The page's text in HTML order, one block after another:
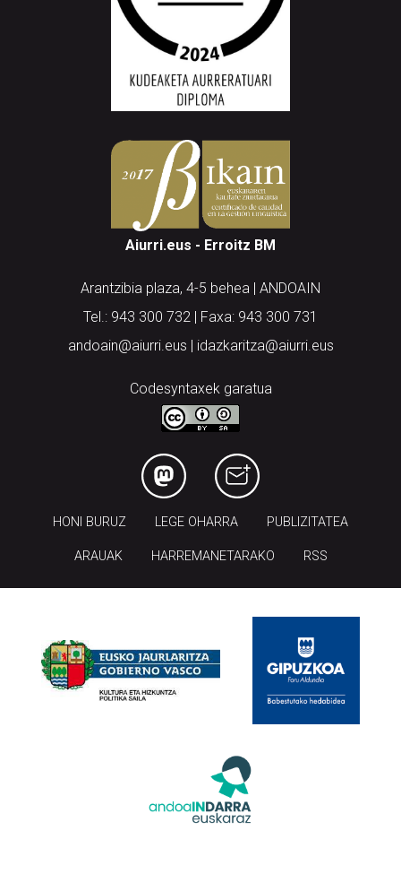
Aiurri.eus - Erroitz BM
Arantzibia plaza, 4-5 behea | ANDOAIN
Tel.: 943 300 732 | Faxa: 943 300 731
andoain@aiurri.eus | idazkaritza@aiurri.eus
Codesyntaxek garatua
HONI BURUZ LEGE OHARRA PUBLIZITATEA
ARAUAK HARREMANETARAKO RSS